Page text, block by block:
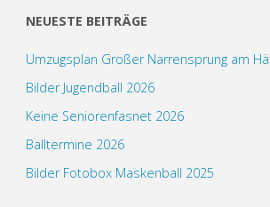
NEUESTE BEITRÄGE
Umzugsplan Großer Narrensprung am
Bilder Jugendball 2026
Keine Seniorenfasnet 2026
Balltermine 2026
Bilder Fotobox Maskenball 2025